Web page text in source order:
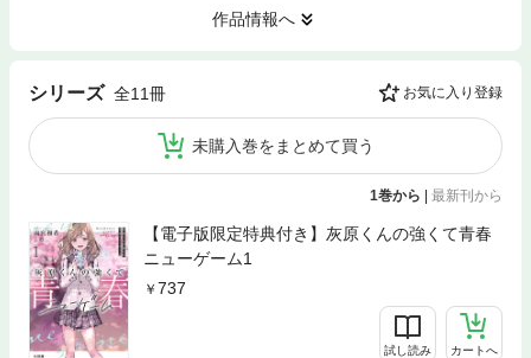
作品情報へ
シリーズ 全11冊 お気に入り登録
未購入巻をまとめて買う
1巻から | 最新刊から
【電子版限定特典付き】灰原くんの強くて青春
ニューゲーム1
737
試し読み カートへ